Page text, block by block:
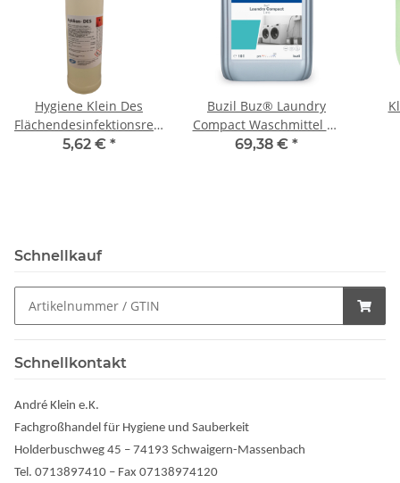
Hygiene Klein Des
Flächendesinfektionsreiniger
Konzentrat 1 l/Flasche
5,62 € *
Buzil Buz® Laundry
Compact Waschmittel 10
Liter
69,38 € *
Schnellkauf
Schnellkontakt
André Klein e.K.
Fachgroßhandel für Hygiene und Sauberkeit
Holderbuschweg 45 – 74193 Schwaigern-Massenbach
Tel. 0713897410 – Fax 07138974120